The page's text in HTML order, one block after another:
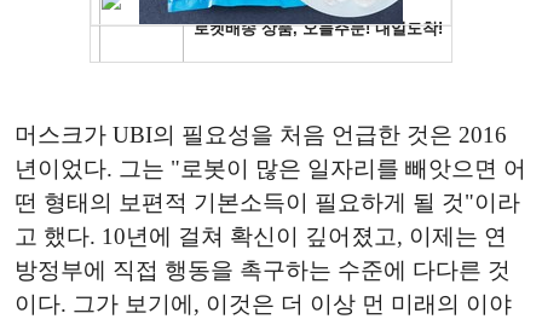
머스크가 UBI의 필요성을 처음 언급한 것은 2016
년이었다. 그는 "로봇이 많은 일자리를 빼앗으면 어
떤 형태의 보편적 기본소득이 필요하게 될 것"이라
고 했다. 10년에 걸쳐 확신이 깊어졌고, 이제는 연
방정부에 직접 행동을 촉구하는 수준에 다다른 것
이다. 그가 보기에, 이것은 더 이상 먼 미래의 이야